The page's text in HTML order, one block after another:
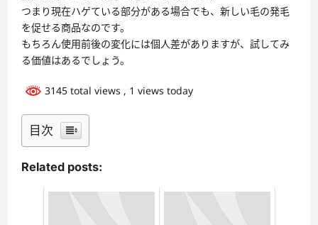
つまり現在ハゲている部分がある場合でも、新しい毛の発毛
を促せる商品なのです。
もちろん使用前後の変化には個人差がありますが、試してみ
る価値はあるでしょう。
3145 total views , 1 views today
目次
Related posts: